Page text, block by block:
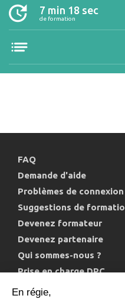
7 min 18 sec
de formation
FAQ
Demande d'aide
Problèmes de connexion
Suggestions de
Devenez formateur
Devenez partenaire
Qui sommes-nous ?
Prise en charge DPC
Politique de
En régie,